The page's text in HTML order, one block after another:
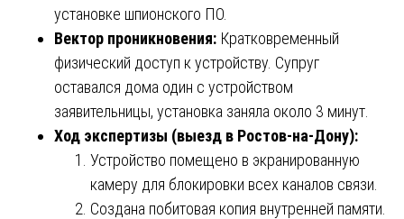
установке шпионского ПО.
Вектор проникновения: Кратковременный
физический доступ к устройству. Супруг
оставался дома один с устройством
заявительницы, установка заняла около 3 минут.
Ход экспертизы (выезд в Ростов-на-Дону):
Устройство помещено в экранированную
камеру для блокировки всех каналов связи.
Создана побитовая копия внутренней памяти.